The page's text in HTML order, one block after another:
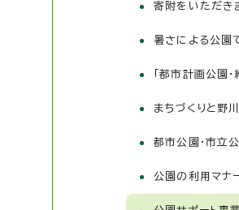
寄附をいただき
暑さによる公園
「都市計画公園
まちづくりと野
都市公園・市立
公園の利用マナ